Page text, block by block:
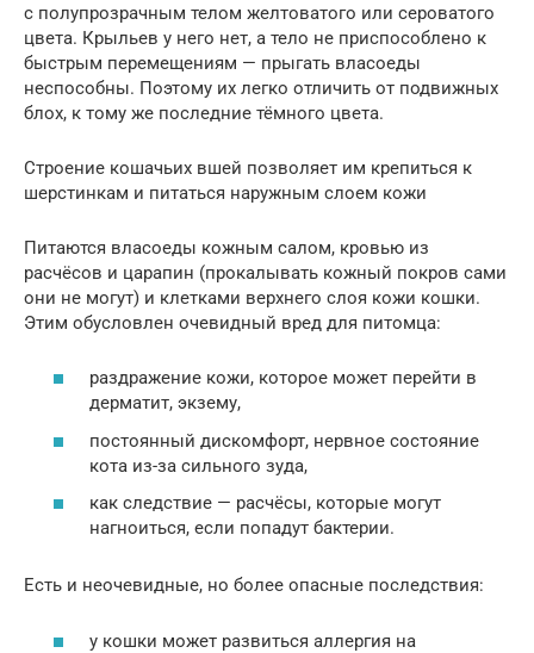
с полупрозрачным телом желтоватого или сероватого
цвета. Крыльев у него нет, а тело не приспособлено к
быстрым перемещениям — прыгать власоеды
неспособны. Поэтому их легко отличить от подвижных
блох, к тому же последние тёмного цвета.
Строение кошачьих вшей позволяет им крепиться к
шерстинкам и питаться наружным слоем кожи
Питаются власоеды кожным салом, кровью из
расчёсов и царапин (прокалывать кожный покров сами
они не могут) и клетками верхнего слоя кожи кошки.
Этим обусловлен очевидный вред для питомца:
раздражение кожи, которое может перейти в
дерматит, экзему,
постоянный дискомфорт, нервное состояние
кота из-за сильного зуда,
как следствие — расчёсы, которые могут
нагноиться, если попадут бактерии.
Есть и неочевидные, но более опасные последствия:
у кошки может развиться аллергия на